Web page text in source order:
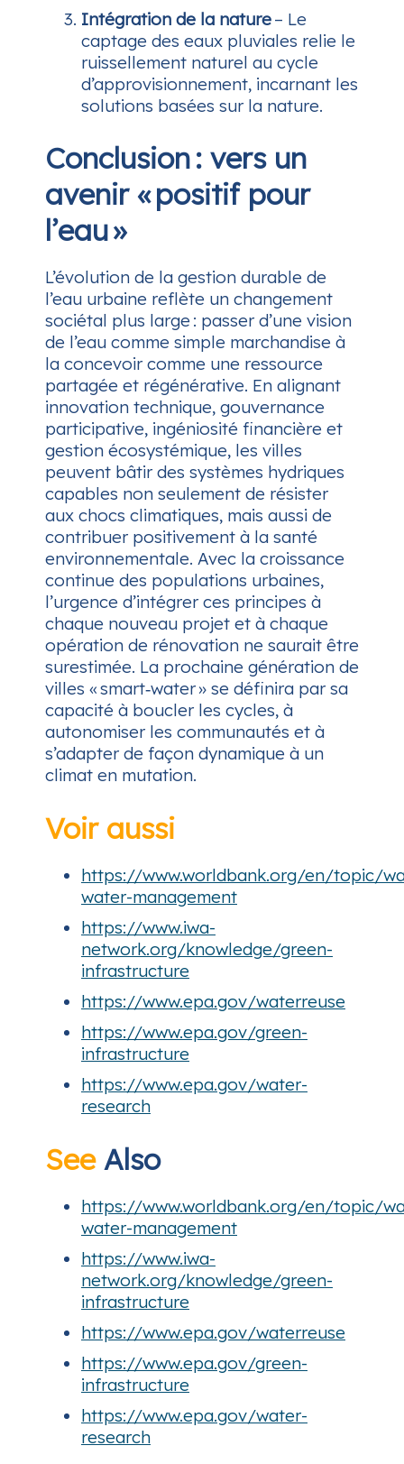
Intégration de la nature– Le
captage des eaux pluviales relie le
ruissellement naturel au cycle
d’approvisionnement, incarnant les
solutions basées sur la nature.
Conclusion : vers un
avenir « positif pour
l’eau »
L’évolution de la gestion durable de
l’eau urbaine reflète un changement
sociétal plus large : passer d’une vision
de l’eau comme simple marchandise à
la concevoir comme une ressource
partagée et régénérative. En alignant
innovation technique, gouvernance
participative, ingéniosité financière et
gestion écosystémique, les villes
peuvent bâtir des systèmes hydriques
capables non seulement de résister
aux chocs climatiques, mais aussi de
contribuer positivement à la santé
environnementale. Avec la croissance
continue des populations urbaines,
l’urgence d’intégrer ces principes à
chaque nouveau projet et à chaque
opération de rénovation ne saurait être
surestimée. La prochaine génération de
villes « smart‑water » se définira par sa
capacité à boucler les cycles, à
autonomiser les communautés et à
s’adapter de façon dynamique à un
climat en mutation.
Voir aussi
https://www.worldbank.org/en/topic/
water-management
https://www.iwa-
network.org/knowledge/green-
infrastructure
https://www.epa.gov/waterreuse
https://www.epa.gov/green-
infrastructure
https://www.epa.gov/water-
research
SeeAlso
https://www.worldbank.org/en/topic/
water-management
https://www.iwa-
network.org/knowledge/green-
infrastructure
https://www.epa.gov/waterreuse
https://www.epa.gov/green-
infrastructure
https://www.epa.gov/water-
research